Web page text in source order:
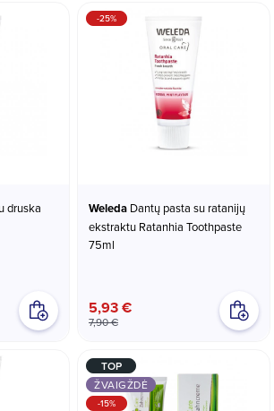
Weleda
ekstraktu Ratanhia Toothpaste
75ml
5,93 €
7,90 €
-25%
TOP
ŽVAIGŽDĖ
-15%